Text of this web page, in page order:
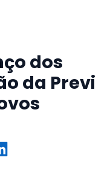
dos
da Previ